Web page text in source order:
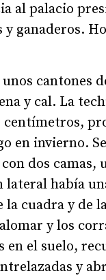
al palacio
ganaderos.
cantones
y cal. La
centímetros,
en invierno.
dos
lateral había
cuadra y de
y los
en el suelo,
y